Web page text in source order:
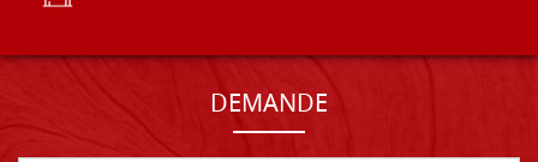
DEMANDE